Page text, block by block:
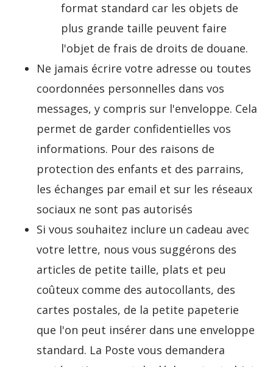
format standard car les objets de
plus grande taille peuvent faire
l'objet de frais de droits de douane.
Ne jamais écrire votre adresse ou toutes
coordonnées personnelles dans vos
messages, y compris sur l'enveloppe. Cela
permet de garder confidentielles vos
informations. Pour des raisons de
protection des enfants et des parrains,
les échanges par email et sur les réseaux
sociaux ne sont pas autorisés
Si vous souhaitez inclure un cadeau avec
votre lettre, nous vous suggérons des
articles de petite taille, plats et peu
coûteux comme des autocollants, des
cartes postales, de la petite papeterie
que l'on peut insérer dans une enveloppe
standard. La Poste vous demandera